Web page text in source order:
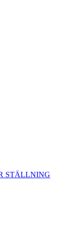
STÄLLNING